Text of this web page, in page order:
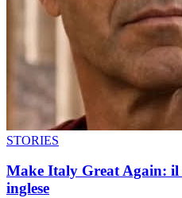
STORIES
Make Italy Great Again:
inglese